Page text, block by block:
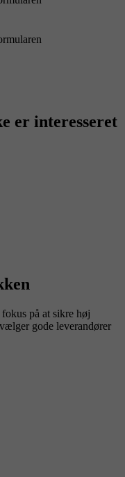
er interesseret
på at sikre høj
gode leverandører